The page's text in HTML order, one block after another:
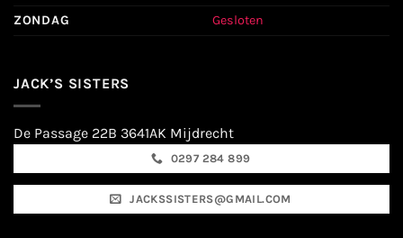
ZONDAG
Gesloten
JACK’S SISTERS
De Passage 22B 3641AK Mijdrecht
0297 284 899
JACKSSISTERS@GMAIL.COM